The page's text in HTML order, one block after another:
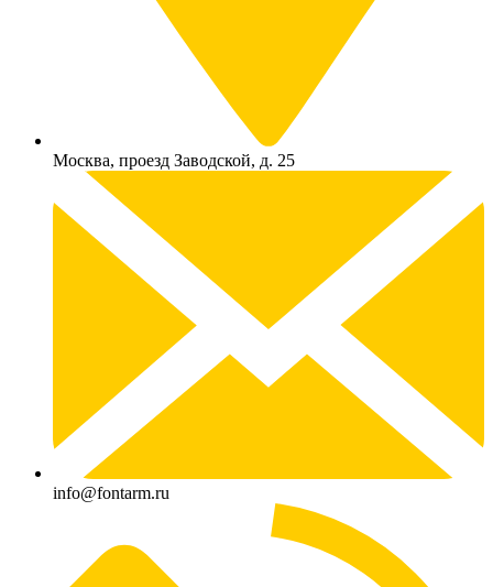
Москва, проезд Заводской, д. 25
info@fontarm.ru